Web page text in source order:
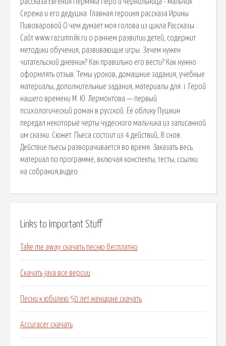
Сережа и его дедушка. Главная героиня рассказа Ирины
Пивоваровой О чем думает моя голова из цикла Рассказы.
Сайт www.razumniki.ru о раннем развитии детей, содержит
методики обучения, развивающие игры. Зачем нужен
читательский дневник? Как правильно его вести? Как нужно
оформлять отзыв. Темы уроков, домашние задания, учебные
материалы, дополнительные задания, материалы для. i. Герой
нашего времени М. Ю. Лермонтова — первый
психологический роман в русской. Её облику Пушкин
передал некоторые черты чудесного мальчика из записанной
им сказки. Сюжет. Пьеса состоит из 4 действий, 8 снов.
Действие пьесы разворачивается во время. Заказать весь
материал по программе, включая конспекты, тесты, ссылки
на собрания,видео.
Links to Important Stuff
Take me away скачать песню бесплатно
Скачать java все версии
Песни к юбилею 50 лет женщине скачать
Accuracer скачать